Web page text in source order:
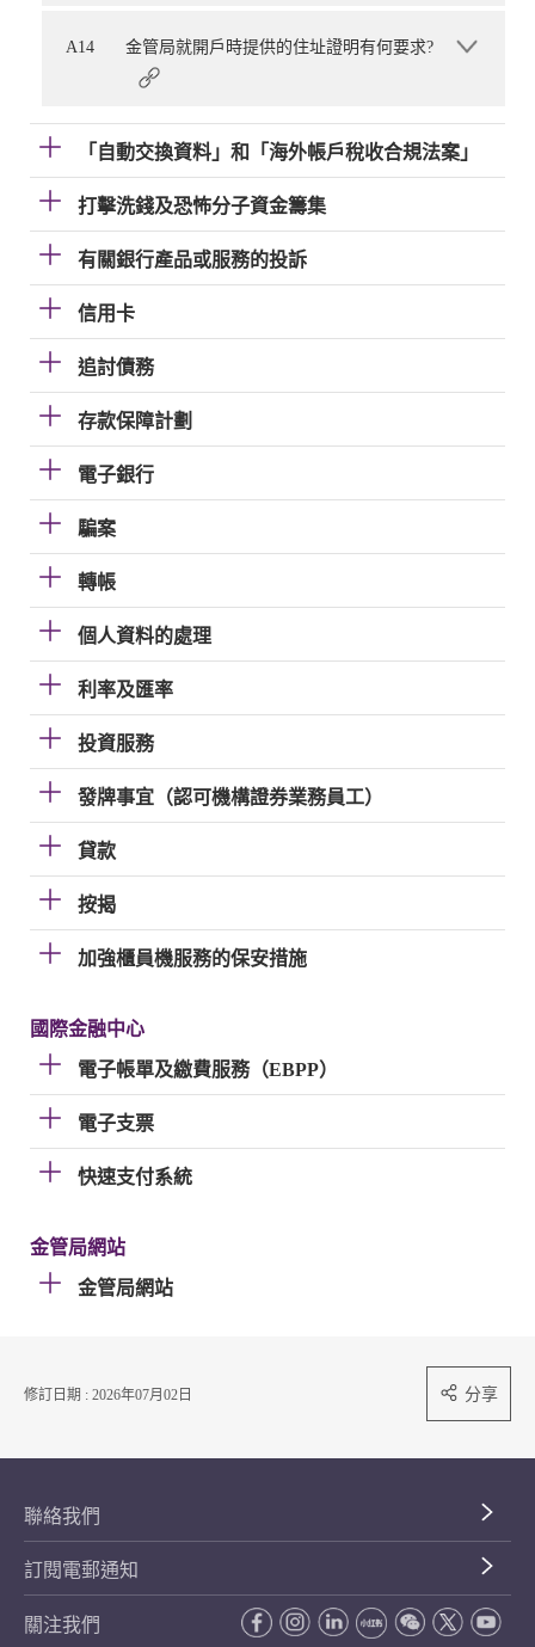
A14 金管局就開戶時提供的住址證明有何要求?
「自動交換資料」和「海外帳戶稅收合規法案」
打擊洗錢及恐怖分子資金籌集
有關銀行產品或服務的投訴
信用卡
追討債務
存款保障計劃
電子銀行
騙案
轉帳
個人資料的處理
利率及匯率
投資服務
發牌事宜（認可機構證券業務員工）
貸款
按揭
加強櫃員機服務的保安措施
國際金融中心
電子帳單及繳費服務（EBPP）
電子支票
快速支付系統
金管局網站
金管局網站
修訂日期 : 2026年07月02日 分享
聯絡我們
訂閱電郵通知
關注我們